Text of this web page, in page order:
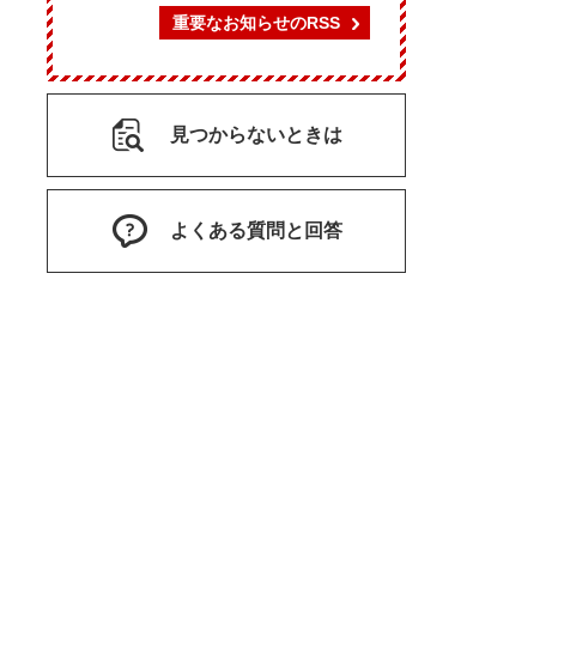
重要なお知らせのRSS
見つからないときは
よくある質問と回答